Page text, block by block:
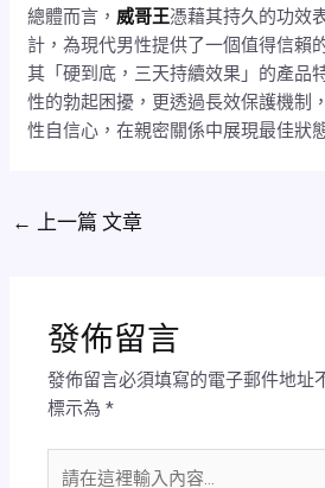
總體而言， 威哥王憑藉其持久的功效
計，為現代男性提供了一個值得信賴
其「硬到底，三天持續效果」的產品
性的勃起困擾，更透過長效保護機制
性自信心，在親密關係中展現最佳狀
← 上一篇 文章
發佈留言
發佈留言必須填寫的電子郵件地址
標示為*